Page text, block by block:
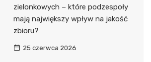
zielonkowych – które podzespoły
mają największy wpływ na jakość
zbioru?
25 czerwca 2026